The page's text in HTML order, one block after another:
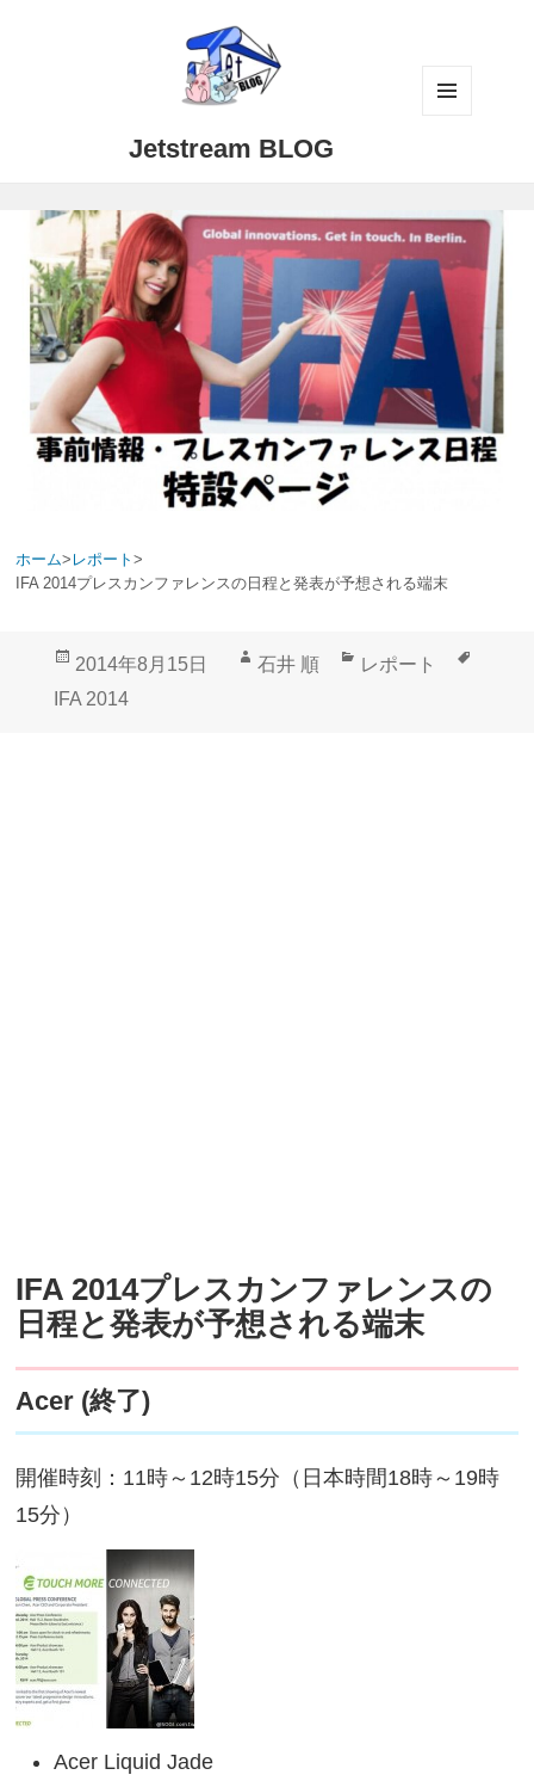
Jetstream BLOG
ホーム> レポート>
IFA 2014プレスカンファレンスの日程と発表が予想される端末
投
稿
2014年8月15日
作
石井 順
カ
レポート
IFA 2014
IFA 2014プレスカンファレンスの
日程と発表が予想される端末
Acer (終了)
開催時刻：11時～12時15分（日本時間18時～19時
15分）
Acer Liquid Jade